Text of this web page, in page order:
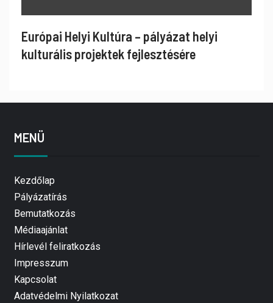
Európai Helyi Kultúra – pályázat helyi
kulturális projektek fejlesztésére
MENÜ
Kezdőlap
Pályázatírás
Bemutatkozás
Médiaajánlat
Hírlevél feliratkozás
Impresszum
Kapcsolat
Adatvédelmi Nyilatkozat